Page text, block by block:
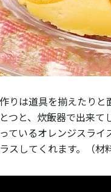
りは道具を揃えたり
つと、炊飯器で出来て
ているオレンジスラ
スしてくれます。（材料